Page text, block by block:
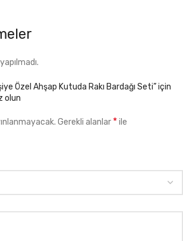
Özel Ahşap Kutuda Rakı Bardağı Seti” için
olun
Gerekli alanlar *ile